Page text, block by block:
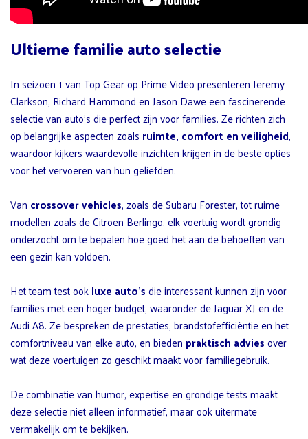
Ultieme familie auto selectie
In seizoen 1 van Top Gear op Prime Video presenteren Jeremy
Clarkson, Richard Hammond en Jason Dawe een fascinerende
selectie van auto’s die perfect zijn voor families. Ze richten zich
op belangrijke aspecten zoals ruimte, comfort en veiligheid,
waardoor kijkers waardevolle inzichten krijgen in de beste opties
voor het vervoeren van hun geliefden.
Van crossover vehicles, zoals de Subaru Forester, tot ruime
modellen zoals de Citroen Berlingo, elk voertuig wordt grondig
onderzocht om te bepalen hoe goed het aan de behoeften van
een gezin kan voldoen.
Het team test ookluxe auto’sdie interessant kunnen zijn voor
families met een hoger budget, waaronder de Jaguar XJ en de
Audi A8. Ze bespreken de prestaties, brandstofefficiëntie en het
comfortniveau van elke auto, en bieden praktisch adviesover
wat deze voertuigen zo geschikt maakt voor familiegebruik.
De combinatie van humor, expertise en grondige tests maakt
deze selectie niet alleen informatief, maar ook uitermate
vermakelijk om te bekijken.